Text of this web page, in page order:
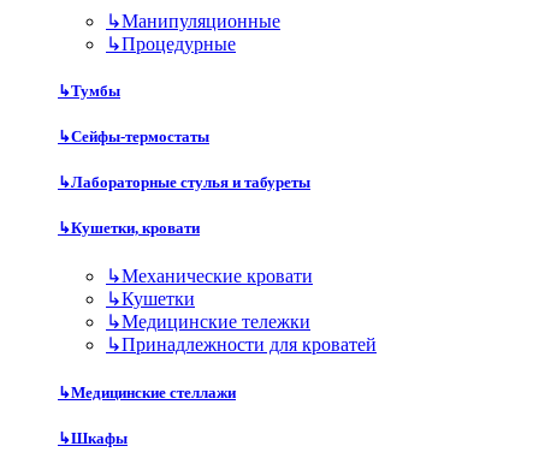
↳Манипуляционные
↳Процедурные
↳Тумбы
↳Сейфы-термостаты
↳Лабораторные стулья и табуреты
↳Кушетки, кровати
↳Механические кровати
↳Кушетки
↳Медицинские тележки
↳Принадлежности для кроватей
↳Медицинские стеллажи
↳Шкафы